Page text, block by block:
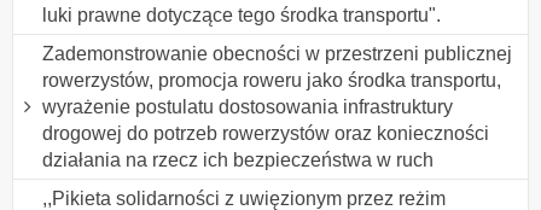
luki prawne dotyczące tego środka transportu".
Zademonstrowanie obecności w przestrzeni publicznej
rowerzystów, promocja roweru jako środka transportu,
wyrażenie postulatu dostosowania infrastruktury
drogowej do potrzeb rowerzystów oraz konieczności
działania na rzecz ich bezpieczeństwa w ruch
,,Pikieta solidarności z uwięzionym przez reżim